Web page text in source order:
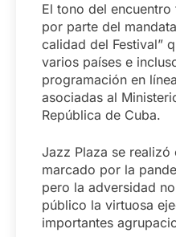
El tono del
por parte del
calidad del Festival”
varios países e
programación en
asociadas al
República de Cuba.
Jazz Plaza se realizó
marcado por la
pero la adversidad
público la virtuosa
importantes